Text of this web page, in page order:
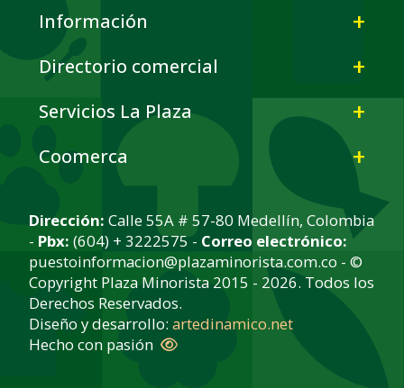
Información
Directorio comercial
Servicios La Plaza
Coomerca
Dirección: Calle 55A # 57-80 Medellín, Colombia
- Pbx: (604) + 3222575 - Correo electrónico:
puestoinformacion@plazaminorista.com.co - ©
Copyright Plaza Minorista 2015 - 2026. Todos los
Derechos Reservados.
Diseño y desarrollo:artedinamico.net
Hecho con pasión